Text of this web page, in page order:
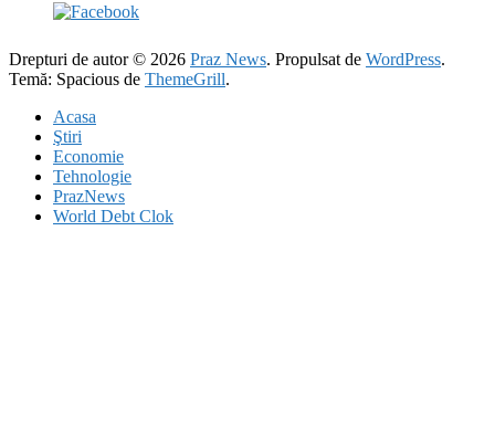
Drepturi de autor © 2026 Praz News. Propulsat de WordPress.
Temă: Spacious de ThemeGrill.
Acasa
Ştiri
Economie
Tehnologie
PrazNews
World Debt Clok